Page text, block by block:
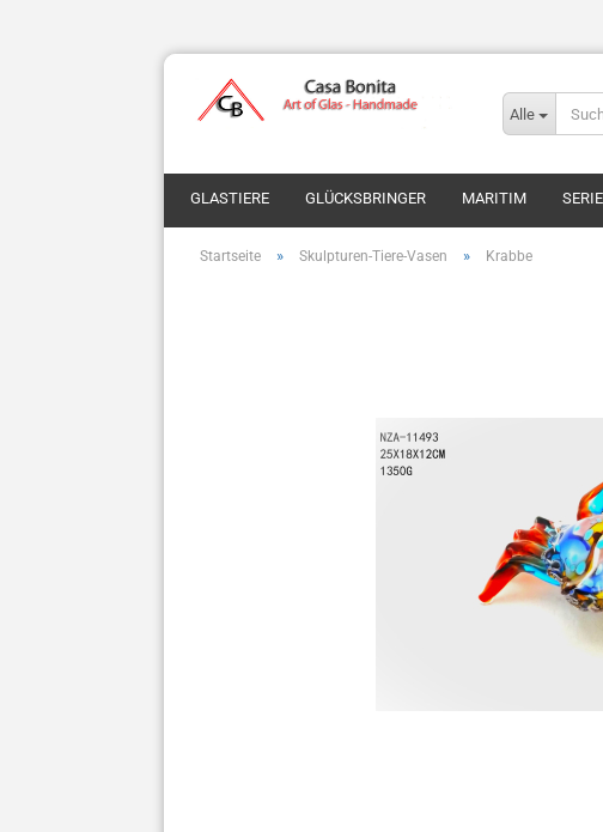
Alle
GLASTIERE GLÜCKSBRINGER MARITIM
Startseite » Skulpturen-Tiere-Vasen » Krabbe